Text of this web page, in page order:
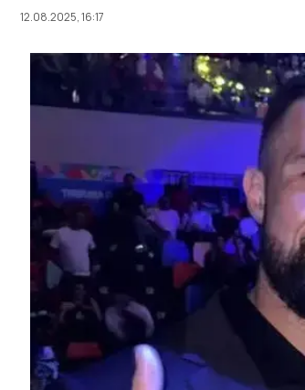
12.08.2025, 16:17